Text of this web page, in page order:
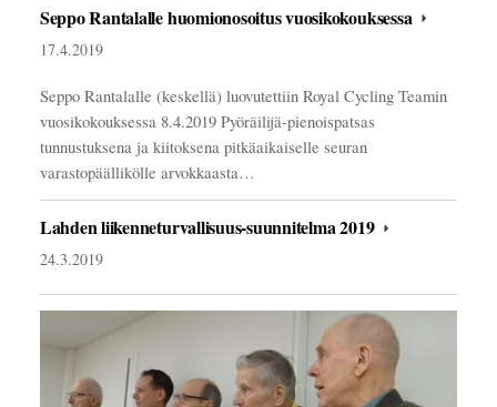
Seppo Rantalalle huomionosoitus vuosikokouksessa
17.4.2019
Seppo Rantalalle (keskellä) luovutettiin Royal Cycling Teamin
vuosikokouksessa 8.4.2019 Pyöräilijä-pienoispatsas
tunnustuksena ja kiitoksena pitkäaikaiselle seuran
varastopäällikölle arvokkaasta…
Lahden liikenneturvallisuus-suunnitelma 2019
24.3.2019